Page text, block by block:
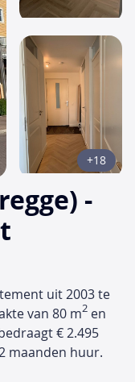
-
+18
uit 2003 te
van 80 m2 en
€ 2.495
maanden huur.